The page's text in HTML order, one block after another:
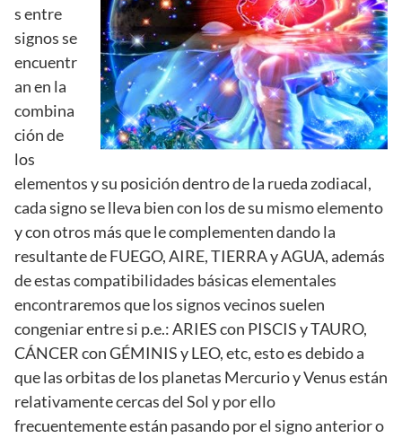
s entre
signos se
encuentr
an en la
combina
ción de
los
elementos y su posición dentro de la rueda zodiacal,
cada signo se lleva bien con los de su mismo elemento
y con otros más que le complementen dando la
resultante de FUEGO, AIRE, TIERRA y AGUA, además
de estas compatibilidades básicas elementales
encontraremos que los signos vecinos suelen
congeniar entre si p.e.: ARIES con PISCIS y TAURO,
CÁNCER con GÉMINIS y LEO, etc, esto es debido a
que las orbitas de los planetas Mercurio y Venus están
relativamente cercas del Sol y por ello
frecuentemente están pasando por el signo anterior o